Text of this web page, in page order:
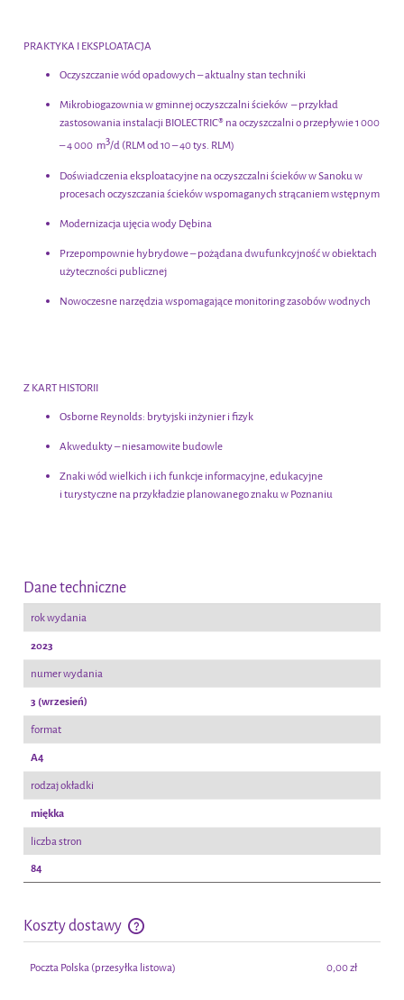
PRAKTYKA I EKSPLOATACJA
Oczyszczanie wód opadowych – aktualny stan techniki
Mikrobiogazownia w gminnej oczyszczalni ścieków – przykład
zastosowania instalacji BIOLECTRIC® na oczyszczalni o przepływie 1 000
– 4 000 m3/d (RLM od 10 – 40 tys. RLM)
Doświadczenia eksploatacyjne na oczyszczalni ścieków w Sanoku w
procesach oczyszczania ścieków wspomaganych strącaniem wstępnym
Modernizacja ujęcia wody Dębina
Przepompownie hybrydowe – pożądana dwufunkcyjność w obiektach
użyteczności publicznej
Nowoczesne narzędzia wspomagające monitoring zasobów wodnych
Z KART HISTORII
Osborne Reynolds: brytyjski inżynier i fizyk
Akwedukty – niesamowite budowle
Znaki wód wielkich i ich funkcje informacyjne, edukacyjne
i turystyczne na przykładzie planowanego znaku w Poznaniu
Dane techniczne
rok wydania
2023
numer wydania
3 (wrzesień)
format
A4
rodzaj okładki
miękka
liczba stron
84
Koszty dostawy
Cena nie zawiera ewentualnych kosztów płatności
Poczta Polska(przesyłka listowa) 0,00 zł